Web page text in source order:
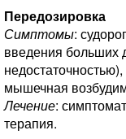
Передозировка
Симптомы:
введения больших
мышечная
Лечение:
терапия.